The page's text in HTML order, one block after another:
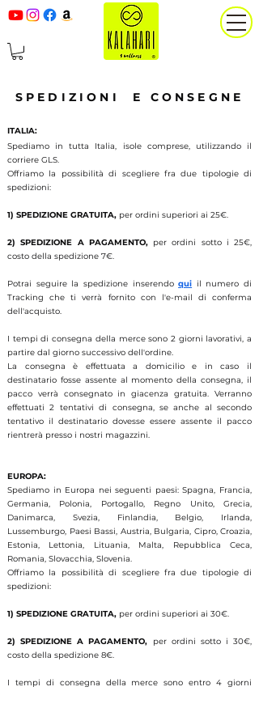
SPEDIZIONI E CONSEGNE
ITALIA:
Spediamo in tutta Italia, isole comprese, utilizzando il
corriere GLS.
Offriamo la possibilità di scegliere fra due tipologie di
spedizioni:
1) SPEDIZIONE GRATUITA, per ordini superiori ai 25€.
2) SPEDIZIONE A PAGAMENTO,per ordini sotto i 25€,
costo della spedizione 7€.
Potrai seguire la spedizione inserendoqui il numero di
Tracking che ti verrà fornito con l'e-mail di conferma
dell'acquisto.
I tempi di consegna della merce sono 2 giorni lavorativi, a
partire dal giorno successivo dell'ordine.
La consegna è effettuata a domicilio e in caso il
destinatario fosse assente al momento della consegna, il
pacco verrà consegnato in giacenza gratuita. Verranno
effettuati 2 tentativi di consegna, se anche al secondo
tentativo il destinatario dovesse essere assente il pacco
rientrerà presso i nostri magazzini.
EUROPA:
Spediamo in Europa nei seguenti paesi:Spagna, Francia,
Germania, Polonia, Portogallo, Regno Unito, Grecia,
Danimarca, Svezia, Finlandia, Belgio, Irlanda,
Lussemburgo, Paesi Bassi, Austria, Bulgaria, Cipro, Croazia,
Estonia, Lettonia, Lituania, Malta, Repubblica Ceca,
Romania, Slovacchia, Slovenia.
Offriamo la possibilità di scegliere fra due tipologie di
spedizioni:
1) SPEDIZIONE GRATUITA, per ordini superiori ai 30€.
2) SPEDIZIONE A PAGAMENTO, per ordini sotto i 30€,
costo della spedizione 8€.
I tempi di consegna della merce sono entro 4 giorni